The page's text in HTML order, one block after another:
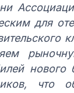
для
нового
что